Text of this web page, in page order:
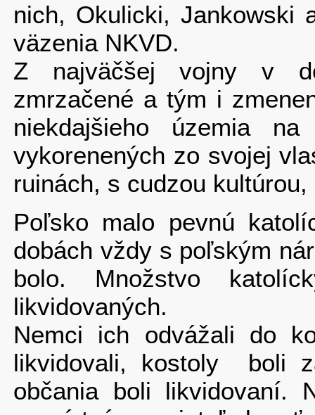
nich, Okulicki, Jankowski
väzenia NKVD.
Z najväčšej vojny v
zmrzačené a tým i
niekdajšieho územia
vykorenených zo svojej
ruinách, s cudzou
Poľsko malo pevnú
dobách vždy s poľským
bolo. Množstvo
likvidovaných.
Nemci ich odvážali do
likvidovali, kostoly boli
občania boli likvidovaní.